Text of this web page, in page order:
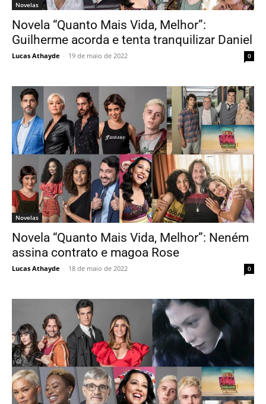
Novelas
Novela “Quanto Mais Vida, Melhor”:
Guilherme acorda e tenta tranquilizar Daniel
Lucas Athayde - 19 de maio de 2022 0
Novelas
Novela “Quanto Mais Vida, Melhor”: Neném
assina contrato e magoa Rose
Lucas Athayde - 18 de maio de 2022 0